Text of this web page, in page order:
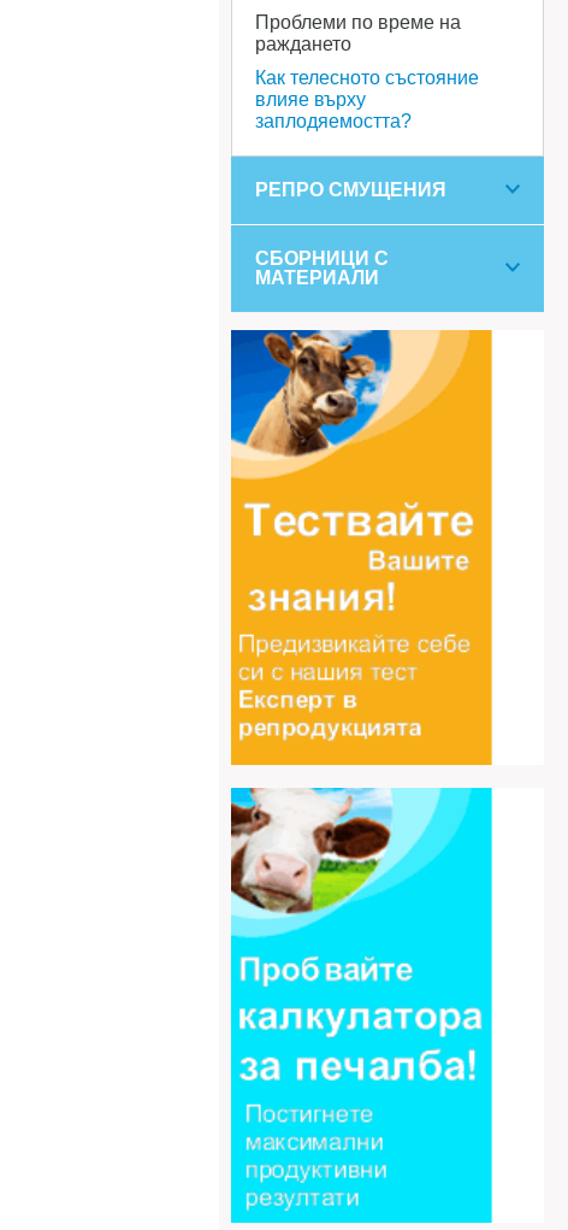
Проблеми по време на
раждането
Как телесното състояние
влияе върху
заплодяемостта?
РЕПРО СМУЩЕНИЯ
СБОРНИЦИ С
МАТЕРИАЛИ